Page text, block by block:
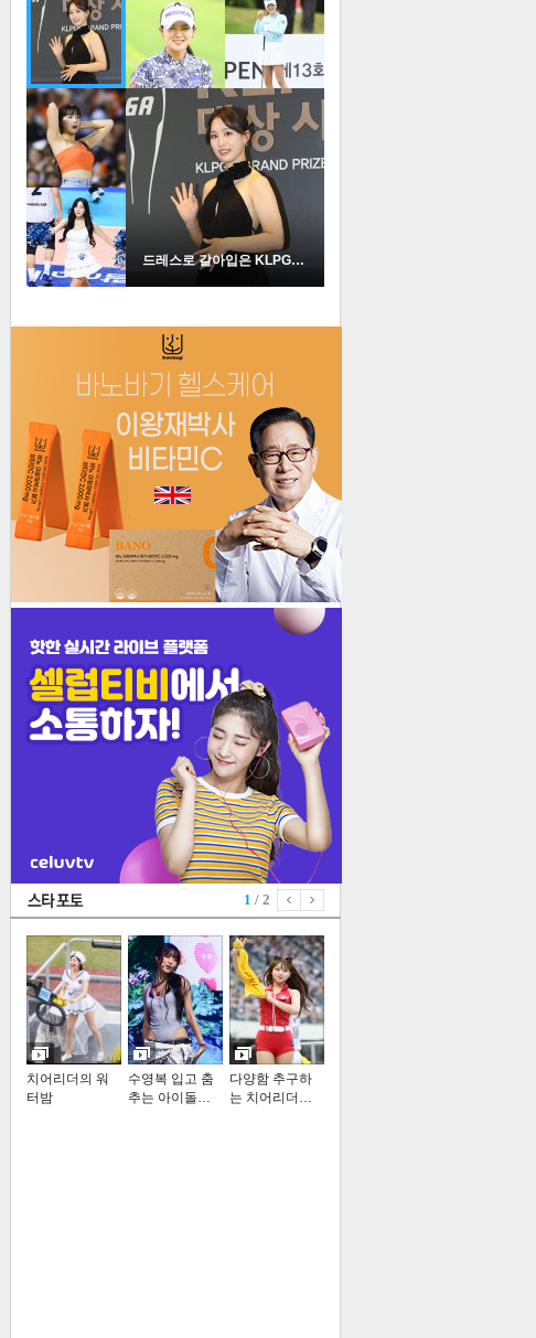
FOCUS
많이 본 뉴스
연예
스포츠 포토
2
더보기
인기포토
드레스로 갈아입은 KLPGA …
1 / 2
치어리더의 워
터밤
수영복 입고 춤
추는 아이돌…
다양함 추구하
는 치어리더…